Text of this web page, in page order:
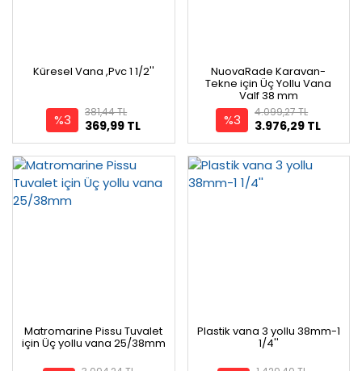
Küresel Vana ,Pvc 1 1/2''
%3 369,99 TL
381,44 TL
NuovaRade Karavan-
Tekne için Üç Yollu Vana
Valf 38 mm
%3 3.976,29 TL
4.099,27 TL
Matromarine Pissu Tuvalet
için Üç yollu vana 25/38mm
Plastik vana 3 yollu 38mm-1
1/4''